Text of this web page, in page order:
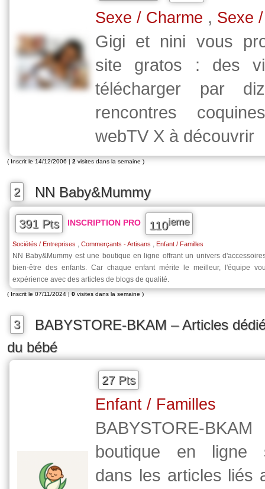
Sexe / Charme , Sexe
Gigi et nini vous
site gratos : des
télécharger par
rencontres
webTV X à découvrir
( Inscrit le 14/12/2006 | 2 visites dans la semaine )
2 NN Baby&Mummy
391 Pts INSCRIPTION PRO 110ieme
Sociétés / Entreprises Commerçants - Artisans Enfant / Familles
NN Baby&Mummy est une boutique en ligne offrant un univers
bien-être des enfants. Car chaque enfant mérite le meilleur, l'équipe
expérience avec des articles de blogs de qualité.
( Inscrit le 07/11/2024 | 0 visites dans la semaine )
3
BABYSTORE-BKAM – Articles
du bébé
27 Pts
Enfant / Familles
BABYSTORE-
boutique en ligne
dans les articles liés